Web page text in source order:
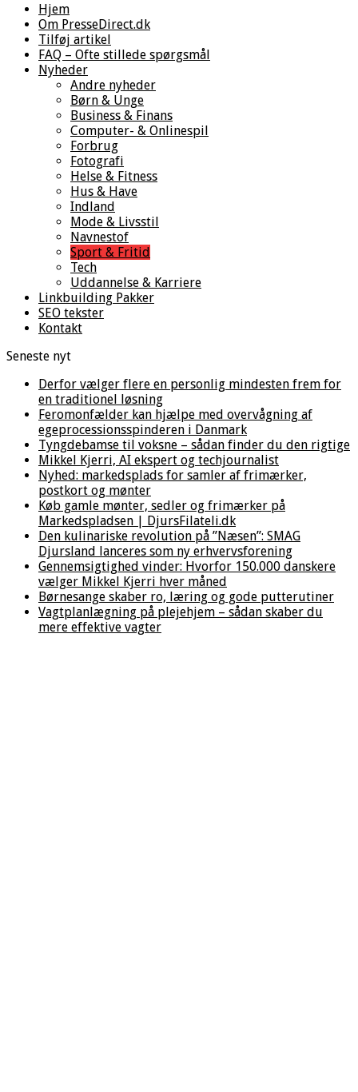
Hjem
Om PresseDirect.dk
Tilføj artikel
FAQ – Ofte stillede spørgsmål
Nyheder
Andre nyheder
Børn & Unge
Business & Finans
Computer- & Onlinespil
Forbrug
Fotografi
Helse & Fitness
Hus & Have
Indland
Mode & Livsstil
Navnestof
Sport & Fritid
Tech
Uddannelse & Karriere
Linkbuilding Pakker
SEO tekster
Kontakt
Seneste nyt
Derfor vælger flere en personlig mindesten frem for
en traditionel løsning
Feromonfælder kan hjælpe med overvågning af
egeprocessionsspinderen i Danmark
Tyngdebamse til voksne – sådan finder du den rigtige
Mikkel Kjerri, AI ekspert og techjournalist
Nyhed: markedsplads for samler af frimærker,
postkort og mønter
Køb gamle mønter, sedler og frimærker på
Markedspladsen | DjursFilateli.dk
Den kulinariske revolution på ”Næsen”: SMAG
Djursland lanceres som ny erhvervsforening
Gennemsigtighed vinder: Hvorfor 150.000 danskere
vælger Mikkel Kjerri hver måned
Børnesange skaber ro, læring og gode putterutiner
Vagtplanlægning på plejehjem – sådan skaber du
mere effektive vagter